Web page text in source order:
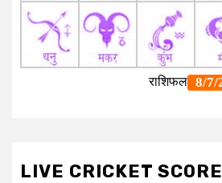
LIVE CRICKET SCORE